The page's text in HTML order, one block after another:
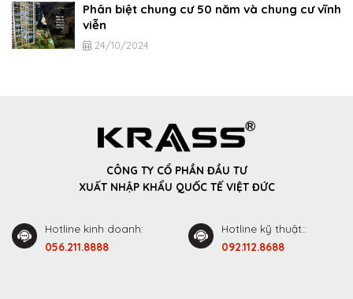
Phân biệt chung cư 50 năm và chung cư vĩnh
viễn
24/10/2024
CÔNG TY CỔ PHẦN ĐẦU TƯ
XUẤT NHẬP KHẨU QUỐC TẾ VIỆT ĐỨC
Hotline kinh doanh:
056.211.8888
Hotline kỹ thuật::
092.112.8688